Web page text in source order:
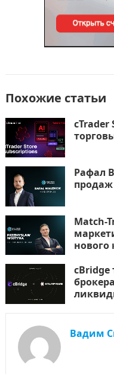
Похожие статьи
cTrader
Рафал
продаж
Match-
нового
cBridge
Вадим